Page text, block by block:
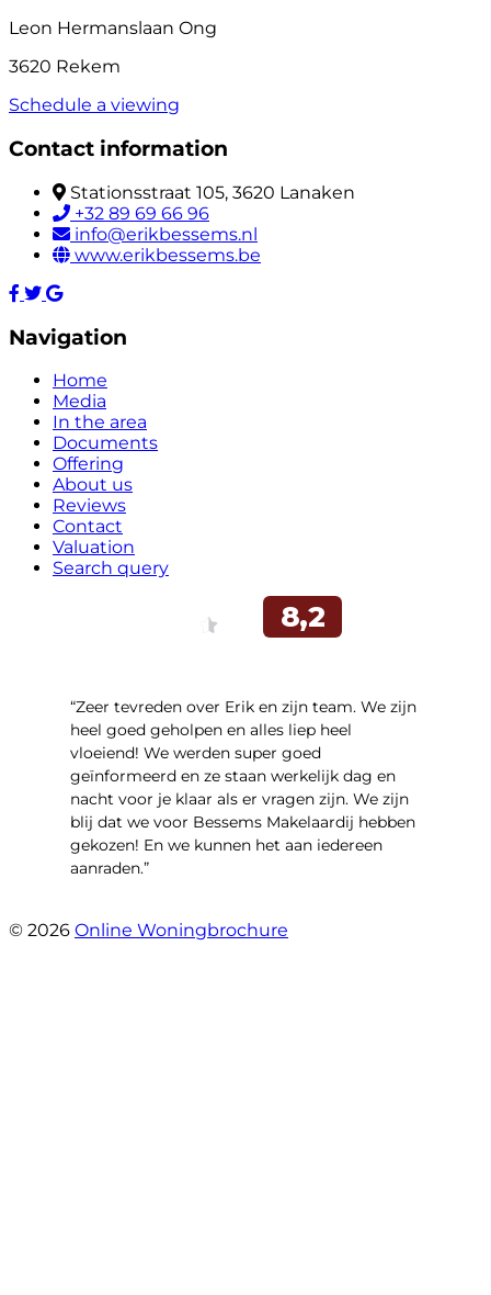
Leon Hermanslaan Ong
3620 Rekem
Schedule a viewing
Contact information
Stationsstraat 105, 3620 Lanaken
+32 89 69 66 96
info@erikbessems.nl
www.erikbessems.be
Navigation
Home
Media
In the area
Documents
Offering
About us
Reviews
Contact
Valuation
Search query
“Zeer tevreden over Erik en zijn team. We zijn
heel goed geholpen en alles liep heel
vloeiend! We werden super goed
geïnformeerd en ze staan werkelijk dag en
nacht voor je klaar als er vragen zijn. We zijn
blij dat we voor Bessems Makelaardij hebben
gekozen! En we kunnen het aan iedereen
aanraden.”
© 2026 Online Woningbrochure